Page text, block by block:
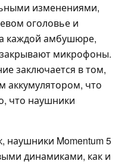
изменениями,
оголовье и
каждой амбушюре,
микрофоны.
заключается в том,
что
что наушники
наушники Momentum 5
динамиками, как и